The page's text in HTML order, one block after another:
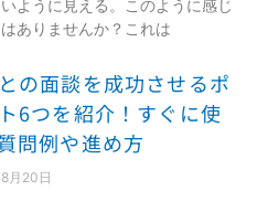
ように見える。このように感じ
ありませんか？これは
の面談を成功させるポ
6つを紹介！すぐに使
問例や進め方
月20日